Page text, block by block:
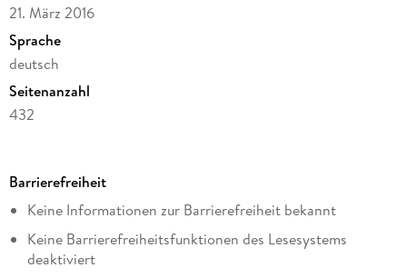
21. März 2016
Sprache
deutsch
Seitenanzahl
432
Reihe
Laurie Moran / Under Suspicion, 2
Autor/Autorin
Mary Higgins Clark, Alafair Burke
Barrierefreiheit
Keine Informationen zur Barrierefreiheit bekannt
Keine Barrierefreiheitsfunktionen des Lesesystems
deaktiviert